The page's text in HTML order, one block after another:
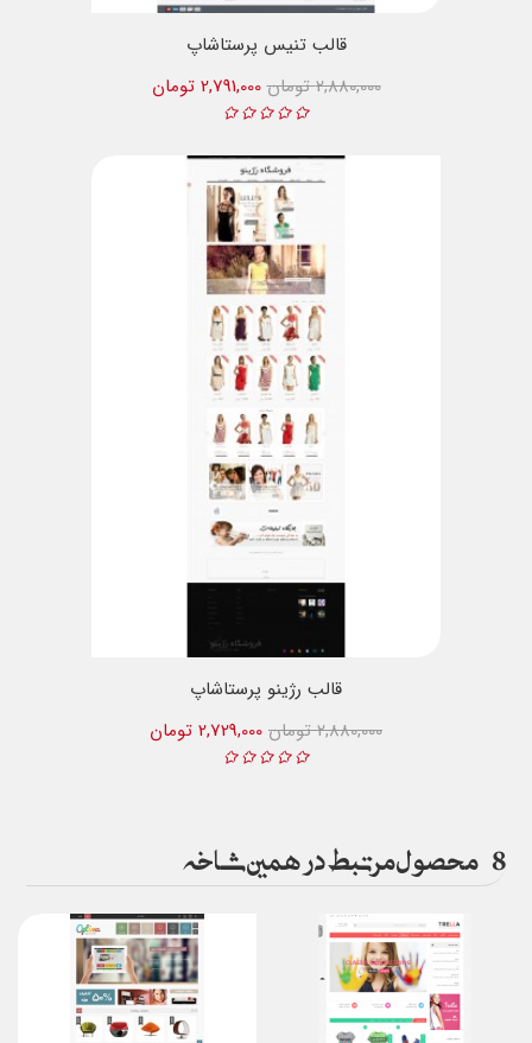
قالب تنیس پرستاشاپ
2,791,000 تومان
2,880,000 تومان
قالب رژینو پرستاشاپ
2,729,000 تومان
2,880,000 تومان
8 محصول مرتبط در همین شاخه